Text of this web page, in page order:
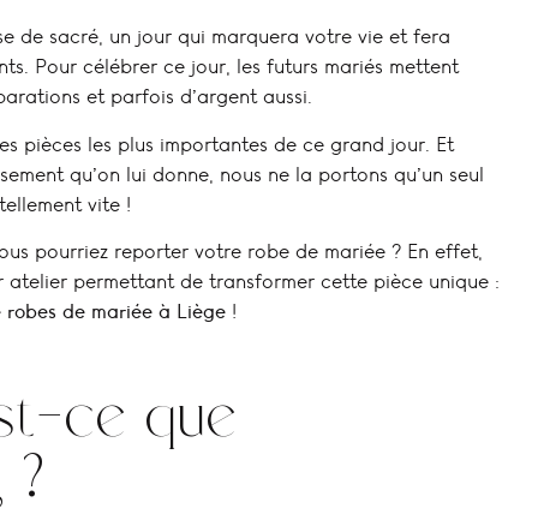
de sacré, un jour qui marquera votre vie et fera
Pour célébrer ce jour, les futurs mariés mettent
et parfois d’argent aussi.
pièces les plus importantes de ce grand jour. Et
qu’on lui donne, nous ne la portons qu’un seul
vite !
pourriez reporter votre robe de mariée ? En effet,
atelier permettant de transformer cette pièce unique :
robes de mariée à Liège !
ce que